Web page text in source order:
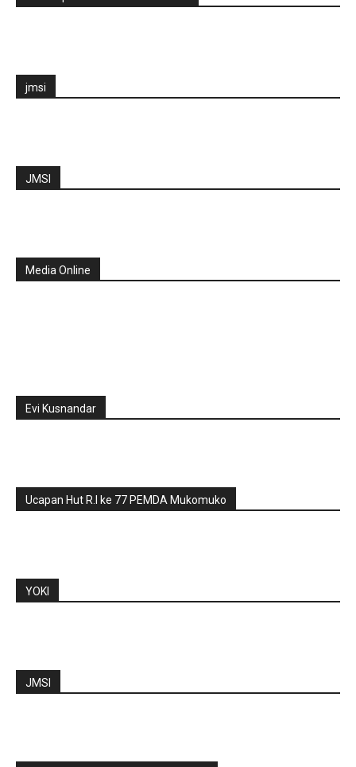
jmsi
JMSI
Media Online
Evi Kusnandar
Ucapan Hut R.I ke 77 PEMDA Mukomuko
YOKI
JMSI